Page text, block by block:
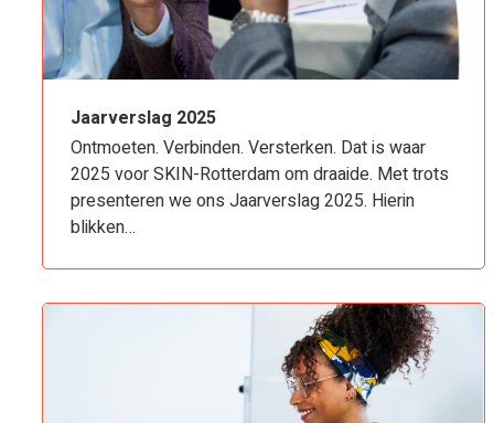
Jaarverslag 2025
Ontmoeten. Verbinden. Versterken. Dat is waar
2025 voor SKIN-Rotterdam om draaide. Met trots
presenteren we ons Jaarverslag 2025. Hierin
blikken…